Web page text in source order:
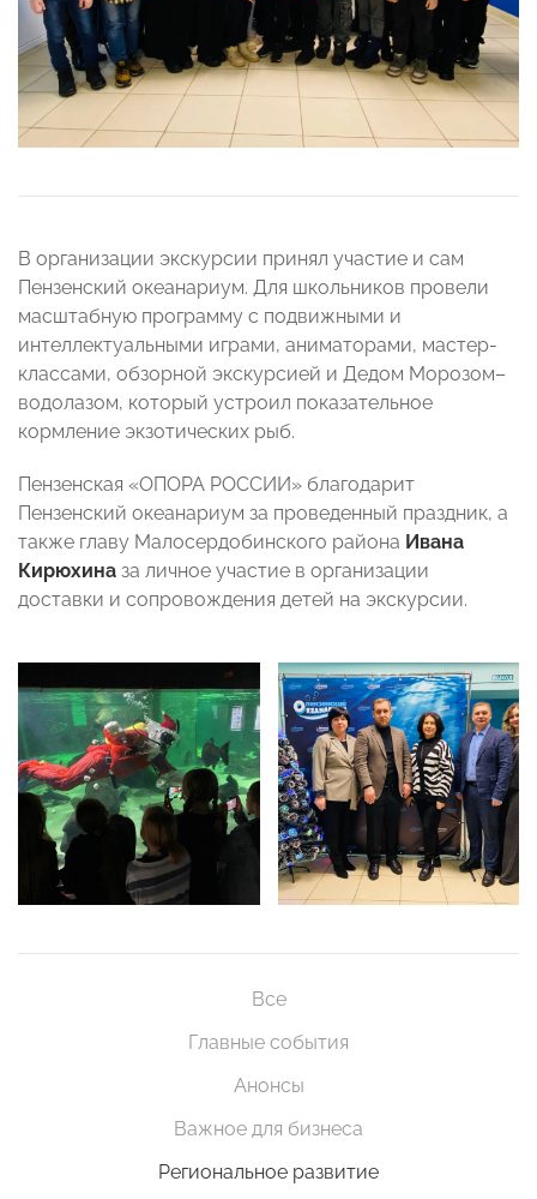
В организации экскурсии принял участие и сам
Пензенский океанариум. Для школьников провели
масштабную программу с подвижными и
интеллектуальными играми, аниматорами, мастер-
классами, обзорной экскурсией и Дедом Морозом–
водолазом, который устроил показательное
кормление экзотических рыб.
Пензенская «ОПОРА РОССИИ» благодарит
Пензенский океанариум за проведенный праздник, а
также главу Малосердобинского района Ивана
Кирюхина за личное участие в организации
доставки и сопровождения детей на экскурсии.
Все
Главные события
Анонсы
Важное для бизнеса
Региональное развитие